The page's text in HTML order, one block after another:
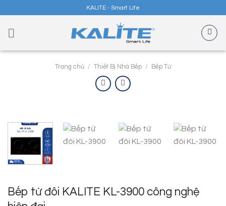
content
KALITE - Smart Life
Trang chủ / Thiết Bị Nhà Bếp / Bếp Từ
Bếp từ đôi KALITE KL-3900 công nghệ